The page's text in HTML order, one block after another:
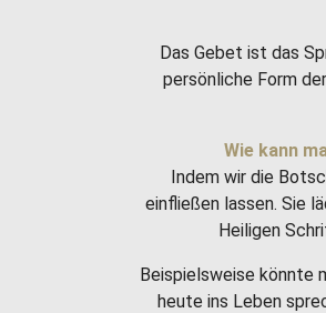
Das Gebet ist das
persönliche Form
Wie kann
Indem wir die
einfließen lassen. Sie
Heiligen
Beispielsweise könnte
heute ins Leben